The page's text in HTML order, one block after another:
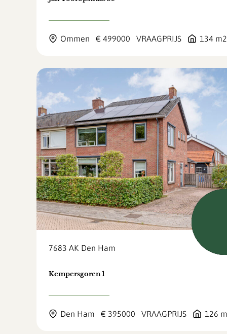
Ommen € 499000 VRAAGPRIJS 134 m2
7683 AK Den Ham
Kempersgoren 1
Den Ham € 395000 VRAAGPRIJS 126